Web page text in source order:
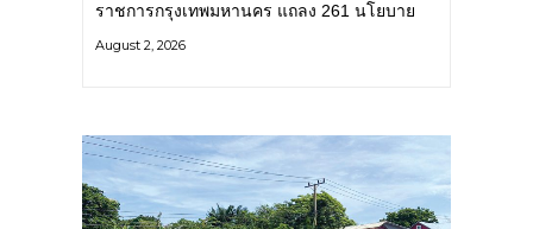
ราชการกรุงเทพมหานคร แถลง 261 นโยบาย
ยุทธศาสตร์ จัดทำตัวชี้วัด
August 2, 2026